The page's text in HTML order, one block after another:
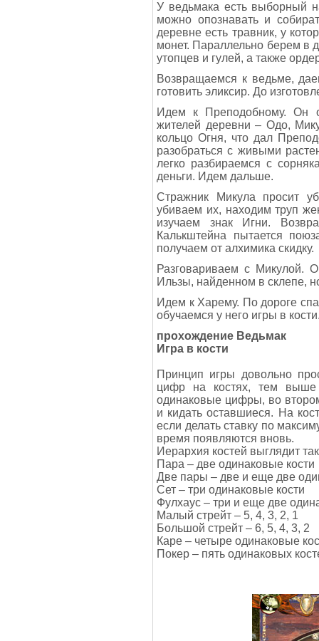
У ведьмака есть выборный
можно опознавать и
деревне есть травник, у
монет. Параллельно берем в
утопцев и гулей, а также
Возвращаемся к ведьме,
готовить эликсир. До
Идем к Преподобному. Он
жителей деревни – Одо,
кольцо Огня, что дал
разобраться с живыми
легко разбираемся с
деньги. Идем дальше.
Стражник Микула просит
убиваем их, находим труп
изучаем знак Игни.
Калькштейна пытается
получаем от алхимика скидку.
Разговариваем с Микулой.
Ильзы, найденном в склепе,
Идем к Харему. По дороге
обучаемся у него игры в
прохождение Ведьмак
Игра в кости
Принцип игры довольно
цифр на костях, тем
одинаковые цифры, во
и кидать оставшиеся. На
если делать ставку по
время появляются вновь.
Иерархия костей выглядит
Пара – две одинаковые кости
Две пары – две и еще две
Сет – три одинаковые кости
Фулхаус – три и еще две
Малый стрейт – 5, 4, 3, 2, 1
Большой стрейт – 6, 5, 4, 3, 2
Каре – четыре одинаковые
Покер – пять одинаковых